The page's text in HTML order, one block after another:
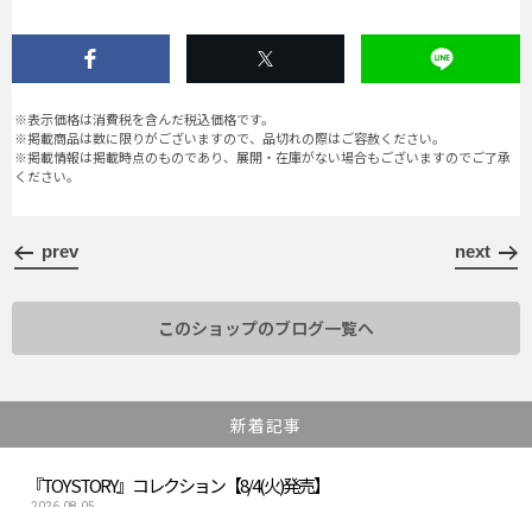
※表示価格は消費税を含んだ税込価格です。
※掲載商品は数に限りがございますので、品切れの際はご容赦ください。
※掲載情報は掲載時点のものであり、展開・在庫がない場合もございますのでご了承
ください。
prev next
このショップのブログ一覧へ
新着記事
『TOY STORY』コレクション【8/4(火)発売】